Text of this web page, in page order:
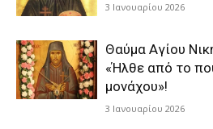
3 Ιανουαρίου 2026
Θαύμα Αγίου
«Ήλθε από το
μονάχου»!
3 Ιανουαρίου 2026